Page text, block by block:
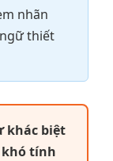
nhãn
thiết
khác biệt
khó tính